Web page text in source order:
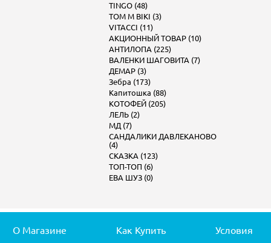
TINGO (48)
TOM M BIKI (3)
VITACCI (11)
АКЦИОННЫЙ ТОВАР (10)
АНТИЛОПА (225)
ВАЛЕНКИ ШАГОВИТА (7)
ДЕМАР (3)
Зебра (173)
Капитошка (88)
КОТОФЕЙ (205)
ЛЕЛЬ (2)
МД (7)
САНДАЛИКИ ДАВЛЕКАНОВО
(4)
СКАЗКА (123)
ТОП-ТОП (6)
ЕВА ШУЗ (0)
О Магазине Как Купить Условия